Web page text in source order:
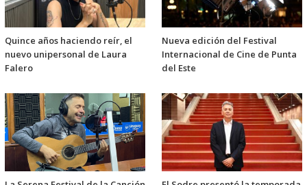
Quince años haciendo reír, el
nuevo unipersonal de Laura
Falero
Nueva edición del Festival
Internacional de Cine de Punta
del Este